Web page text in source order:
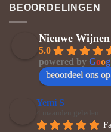
BEOORDELINGEN
Nieuwe Wijnen
5.0
powered by Goog
beoordeel ons op
Yemi S
4 maanden geleden